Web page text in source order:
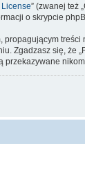
” (zwanej też
o skrypcie
Zgadzasz się,